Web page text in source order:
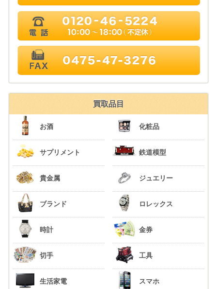
買取品目
お酒 化粧品
サプリメント 鉄道模型
貴金属 ジュエリー
ブランド ロレックス
時計 金券
切手 工具
生活家電 スマホ